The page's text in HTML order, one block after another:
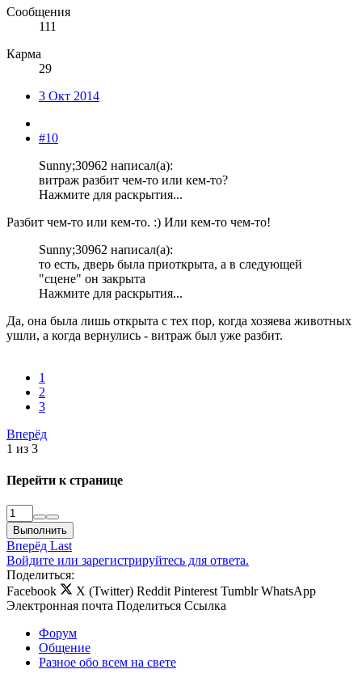
Сообщения
111
Карма
29
3 Окт 2014
#10
Sunny;30962 написал(а):
витраж разбит чем-то или кем-то?
Нажмите для раскрытия...
Разбит чем-то или кем-то. :) Или кем-то чем-то!
Sunny;30962 написал(а):
то есть, дверь была приоткрыта, а в следующей
"сцене" он закрыта
Нажмите для раскрытия...
Да, она была лишь открыта с тех пор, когда хозяева животных
ушли, а когда вернулись - витраж был уже разбит.
1
2
3
Вперёд
1 из 3
Перейти к странице
Выполнить
Вперёд Last
Войдите или зарегистрируйтесь для ответа.
Поделиться:
Facebook
X (Twitter) Reddit Pinterest Tumblr WhatsApp
Электронная почта Поделиться Ссылка
Форум
Общение
Разное обо всем на свете